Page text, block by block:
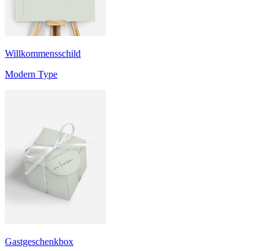
Willkommensschild
Modern Type
Gastgeschenkbox